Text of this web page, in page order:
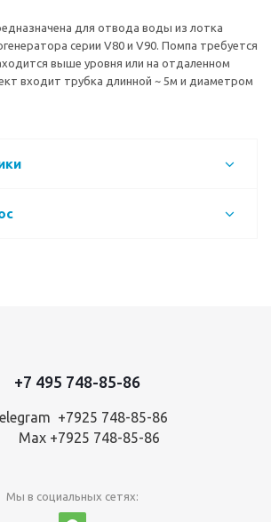
для отвода воды из лотка
серии V80 и V90. Помпа требуется
выше уровня или на отдаленном
входит трубка длинной ~ 5м и диаметром
+7 495 748-85-86
+7925 748-85-86
Max +7925 748-85-86
Мы в социальных сетях: